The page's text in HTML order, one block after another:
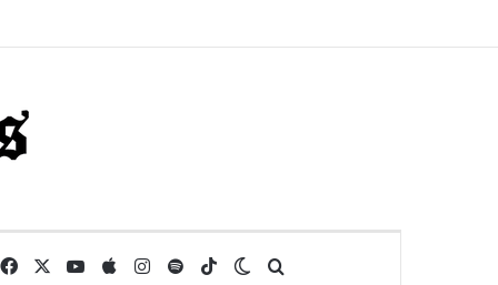
FacebookYouTube
AppleInstagram
SpotifyTikTokSwitch skin